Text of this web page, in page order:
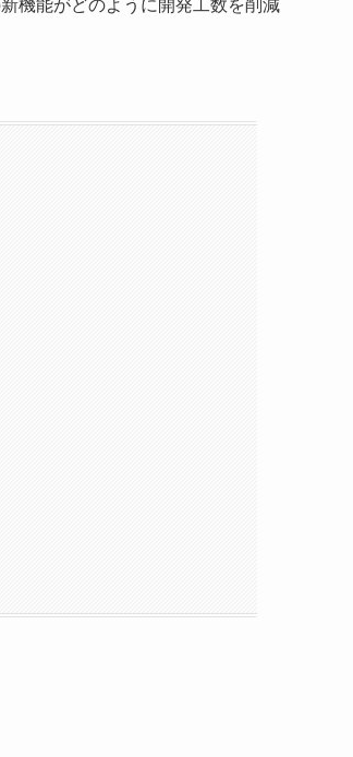
機能がどのように開発工数を削減